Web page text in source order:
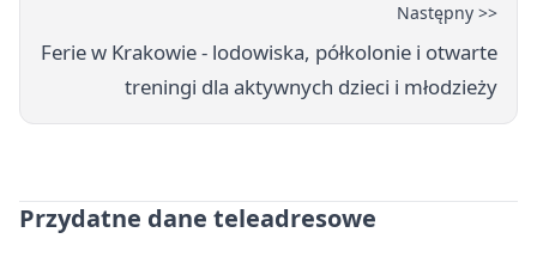
Następny >>
Ferie w Krakowie - lodowiska, półkolonie i otwarte
treningi dla aktywnych dzieci i młodzieży
Przydatne dane teleadresowe